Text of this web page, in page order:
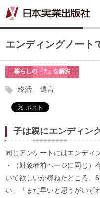
エンディングノート
暮らしの「?」を解決
終活 遺言
子は親にエンディン
同じアンケートにはエンディ
・（対象者前ページに同じ
いて欲しいか尋ねたところ、
い」「まだ早いと思うがいず